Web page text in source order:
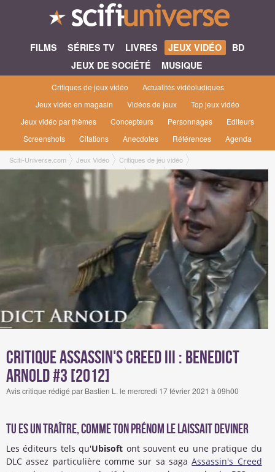
FILMS SÉRIES TV LIVRES JEUX VIDÉO
BD
JEUX DE SOCIÉTÉ
MUSIQUE
Critiques de jeux vidéo
Actualités vidéoludiques
Jeux vidéo en magasin
Vidéos de jeux
Top jeux vidéo
Jeux vidéo par thèmes
Concepteurs Personnages
Editeurs
Screenshots
Citations Anecdotes Références Agenda
Scifi-Universe.com Jeux Vidéo
Critiques de jeu vidéo
Assassin's Creed III : Benedict Arnold
Bastien L.
Critique Assassin's Creed III : Benedict
Arnold #3 [2012]
Avis critique rédigé par Bastien L. le mercredi 17 février 2021 à 09h00
Tu es un traître, comme ton prénom le laissait deviner
Les éditeurs tels qu'Ubisoft ont souvent eu une pratique du
DLC assez particulière comme sur sa sagaAssassin's Creed